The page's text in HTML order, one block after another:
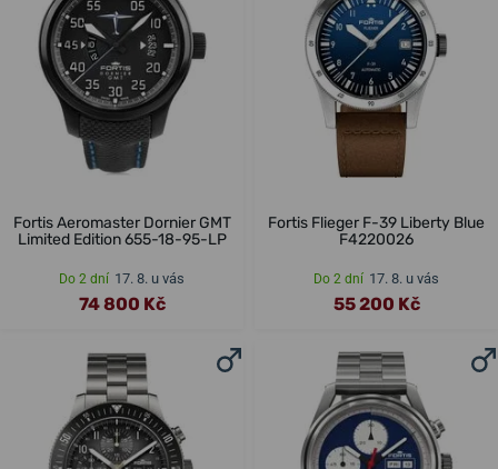
Fortis Aeromaster Dornier GMT
Limited Edition 655-18-95-LP
Do 2 dní 17. 8. u vás
74 800 Kč
Fortis Flieger F-39 Liberty Blue
F4220026
Do 2 dní 17. 8. u vás
55 200 Kč